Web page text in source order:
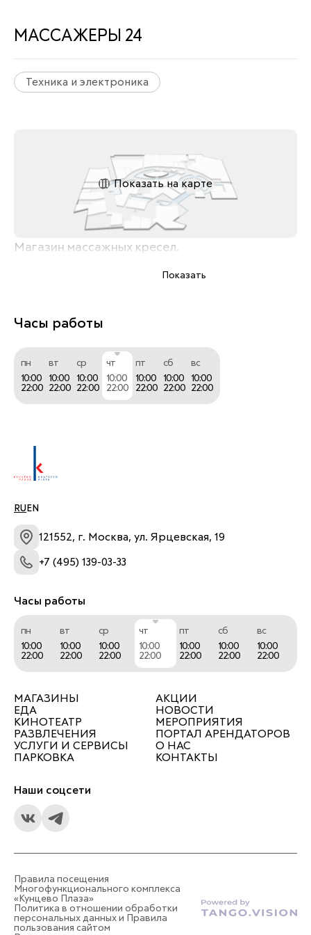
МАССАЖЕРЫ 24
Техника и электроника
Показать на карте
Магазин массажных кресел.
Показать
Часы работы
пн
10:00
22:00
вт
10:00
22:00
ср
10:00
22:00
чт
10:00
22:00
пт
10:00
22:00
сб
10:00
22:00
вс
10:00
22:00
RU EN
121552, г. Москва, ул. Ярцевская, 19
+7 (495) 139-03-33
Часы работы
пн
10:00
22:00
вт
10:00
22:00
ср
10:00
22:00
чт
10:00
22:00
пт
10:00
22:00
сб
10:00
22:00
вс
10:00
22:00
МАГАЗИНЫ
ЕДА
КИНОТЕАТР
РАЗВЛЕЧЕНИЯ
УСЛУГИ И СЕРВИСЫ
ПАРКОВКА
АКЦИИ
НОВОСТИ
МЕРОПРИЯТИЯ
ПОРТАЛ АРЕНДАТОРОВ
О НАС
КОНТАКТЫ
Наши соцсети
Правила посещения
Многофункционального комплекса
«Кунцево Плаза»
Политика в отношении обработки
персональных данных и Правила
пользования сайтом